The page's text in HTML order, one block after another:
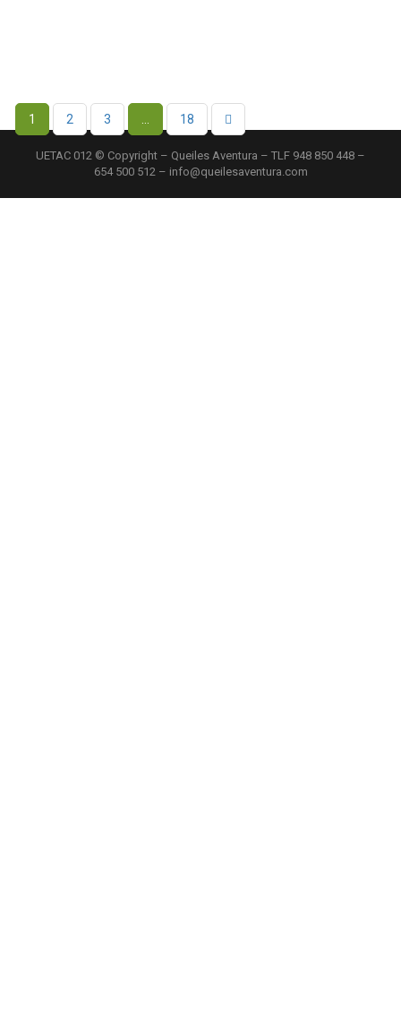
1 2 3 18
UETAC 012 © Copyright – Queiles Aventura – TLF 948 850 448 –
654 500 512 – info@queilesaventura.com